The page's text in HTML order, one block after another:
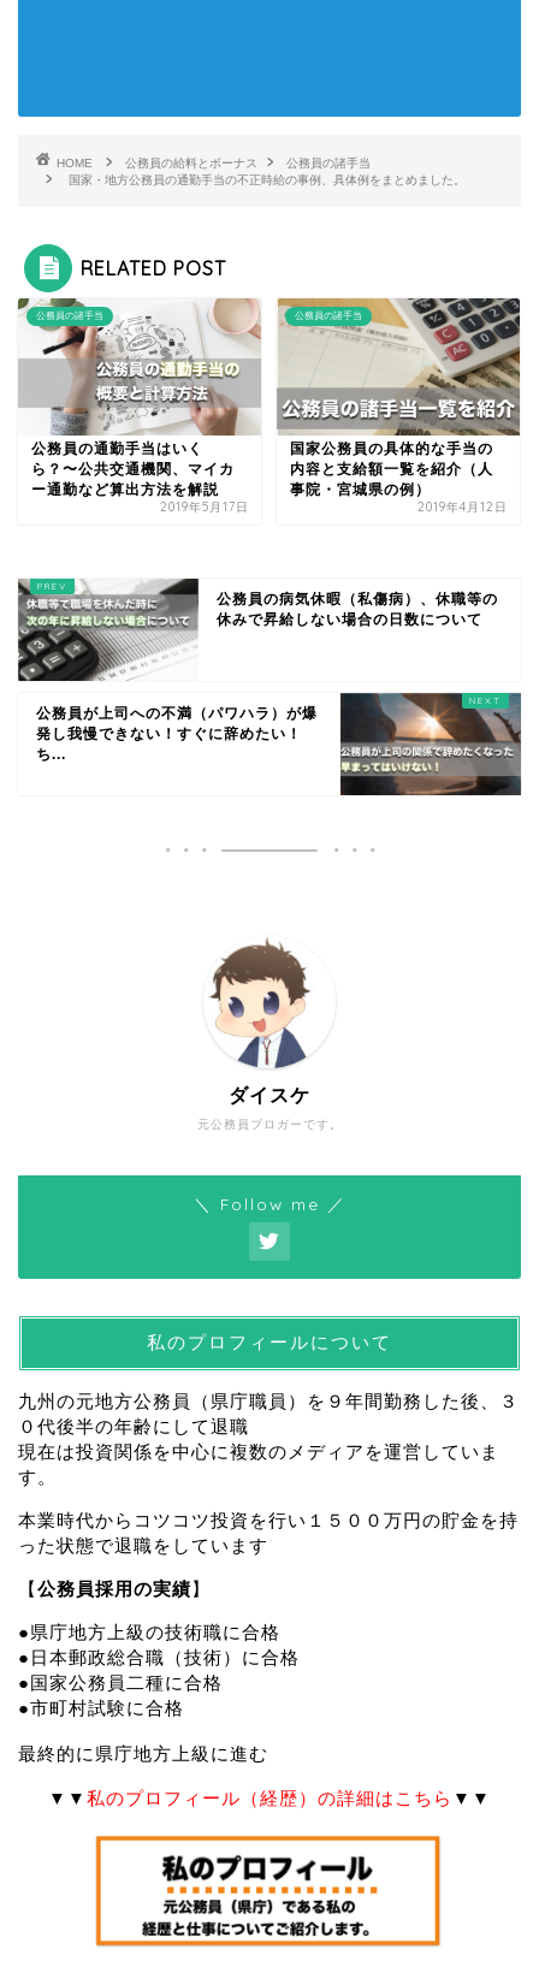
HOME 公務員の給料とボーナス
公務員の諸手当
国家・地方公務員の通勤手当の不正時給の事例、具体例をまとめました。
RELATED POST
公務員の諸手当
公務員の通勤手当はいく
ら？〜公共交通機関、マイカ
ー通勤など算出方法を解説
2019年5月17日
公務員の諸手当
国家公務員の具体的な手当の
内容と支給額一覧を紹介（人
事院・宮城県の例）
2019年4月12日
公務員の病気休暇（私傷病）、休職等の
休みで昇給しない場合の日数について
公務員が上司への不満（パワハラ）が爆
発し我慢できない！すぐに辞めたい！
ち...
元公務員ブロガーです。
ダイスケ
＼ Follow me ／
私のプロフィールについて
九州の元地方公務員（県庁職員）を９年間勤務した後、３
０代後半の年齢にして退職
現在は投資関係を中心に複数のメディアを運営していま
す。
本業時代からコツコツ投資を行い１５００万円の貯金を持
った状態で退職をしています
【公務員採用の実績】
●県庁地方上級の技術職に合格
●日本郵政総合職（技術）に合格
●国家公務員二種に合格
●市町村試験に合格
最終的に県庁地方上級に進む
▼▼ 私のプロフィール（経歴）の詳細はこちら ▼▼